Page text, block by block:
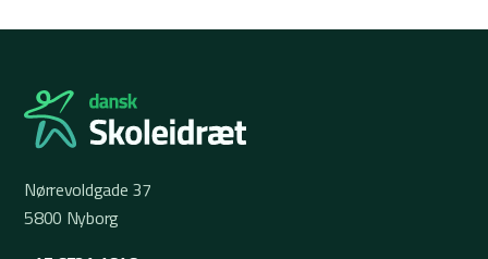
Nørrevoldgade 37
5800 Nyborg